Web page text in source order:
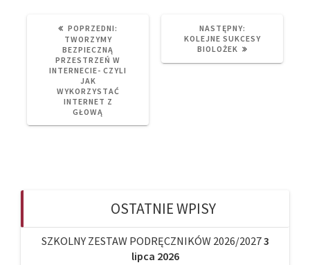
POPRZEDNI:
TWORZYMY
BEZPIECZNĄ
PRZESTRZEŃ W
INTERNECIE- CZYLI
JAK
WYKORZYSTAĆ
INTERNET Z
GŁOWĄ
NASTĘPNY:
POST:
KOLEJNE SUKCESY
BIOLOŻEK
OSTATNIE WPISY
SZKOLNY ZESTAW PODRĘCZNIKÓW 2026/20273
lipca 2026